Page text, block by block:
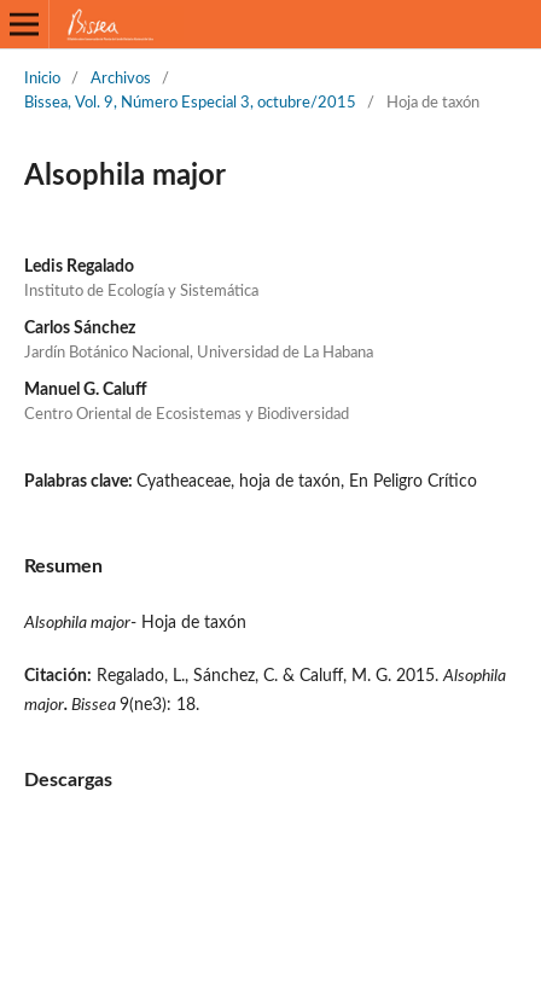
Inicio / Archivos
/
Bissea, Vol. 9, Número Especial 3, octubre/2015
/ Hoja de taxón
Alsophila major
Ledis Regalado
Instituto de Ecología y Sistemática
Carlos Sánchez
Jardín Botánico Nacional, Universidad de La Habana
Manuel G. Caluff
Centro Oriental de Ecosistemas y Biodiversidad
Palabras clave: Cyatheaceae, hoja de taxón, En Peligro Crítico
Resumen
Alsophila major- Hoja de taxón
Citación: Regalado, L., Sánchez, C. & Caluff, M. G. 2015.Alsophila
major. Bissea 9(ne3): 18.
Descargas